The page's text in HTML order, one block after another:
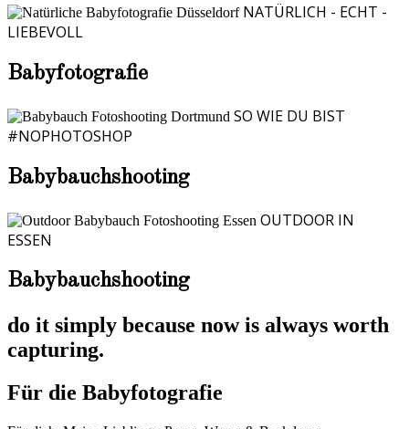
NATÜRLICH - ECHT -
LIEBEVOLL
Babyfotografie
SO WIE DU BIST
#NOPHOTOSHOP
Babybauchshooting
OUTDOOR IN
ESSEN
Babybauchshooting
do it simply because now is always worth
capturing.
Für die Babyfotografie